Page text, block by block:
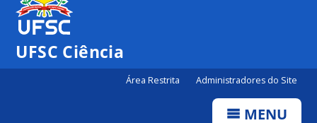
UFSC Ciência
Área Restrita Administradores do Site
MENU